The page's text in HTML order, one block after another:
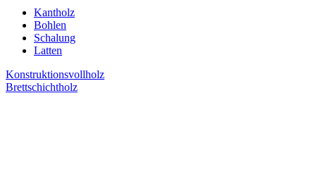
Kantholz
Bohlen
Schalung
Latten
Konstruktionsvollholz
Brettschichtholz